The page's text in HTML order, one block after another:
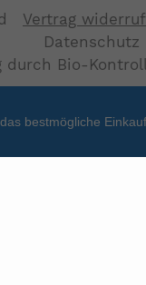
Vertrag
Datenschutz
durch Bio-
bestmögliche